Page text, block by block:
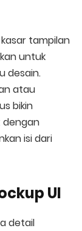
tampilan
untuk
desain.
atau
bikin
dengan
isi dari
UI
detail